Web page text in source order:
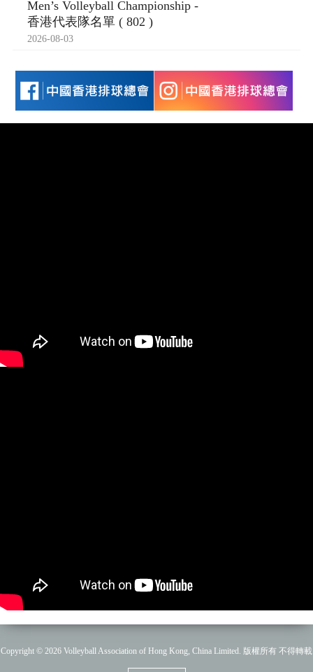
Men’s Volleyball Championship -
香港代表隊名單 ( 802 )
2026-08-03
Copyright © 2026 Volleyball Association of Hong Kong, China Limited. 版權所有 不得轉載